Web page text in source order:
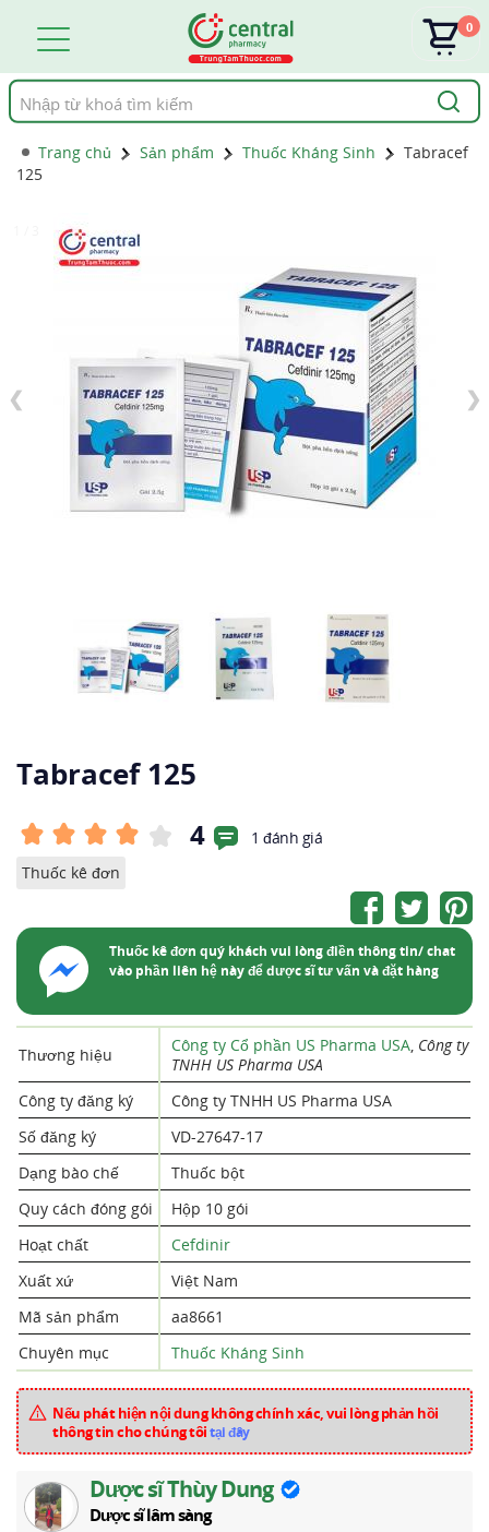
Tìm
kiếm
0
Trang chủ Sản phẩm Thuốc Kháng Sinh
Tabracef
125
❮ ❯
Tabracef 125
4
1 đánh giá
Thuốc kê đơn
Thuốc kê đơn quý khách vui lòng điền thông tin/ chat
vào phần liên hệ này để dược sĩ tư vấn và đặt hàng
Thương hiệu Công ty Cổ phần US Pharma USA, Công ty
TNHH US Pharma USA
Công ty đăng ký
Công ty TNHH US Pharma USA
Số đăng ký
VD-27647-17
Dạng bào chế
Thuốc bột
Quy cách đóng gói
Hộp 10 gói
Hoạt chất
Cefdinir
Xuất xứ
Việt Nam
Mã sản phẩm
aa8661
Chuyên mục
Thuốc Kháng Sinh
Nếu phát hiện nội dung không chính xác, vui lòng phản hồi
thông tin cho chúng tôitại đây
Dược sĩ Thùy Dung
Dược sĩ lâm sàng